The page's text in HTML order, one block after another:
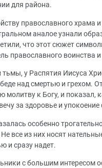
для района.
православного храма
аналое узнали
что этот сюжет
православного
у Распятия Иисуса
над смертью и грехом.
молитву к Богу, и показал,
за здоровье и упокоение
особенно
все из них носят
и сразу надет.
с большим интересом